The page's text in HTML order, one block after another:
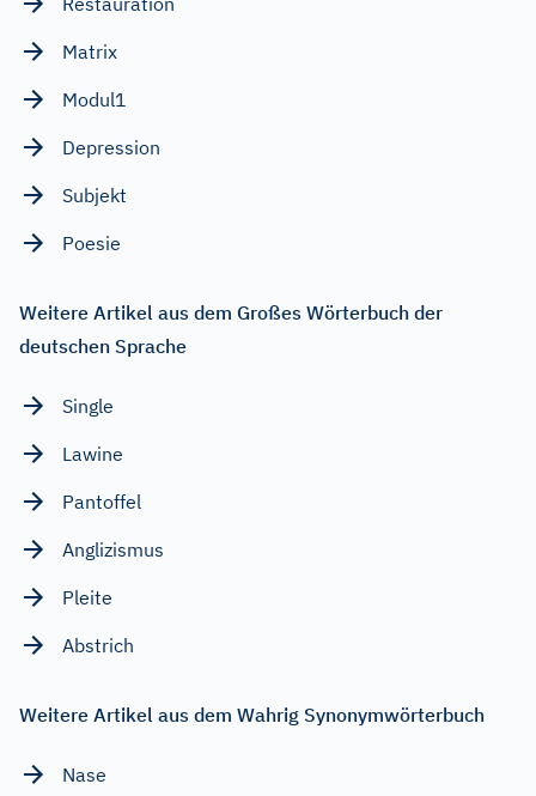
Matrix
Modul1
Depression
Subjekt
Poesie
Weitere Artikel aus dem Großes Wörterbuch der
deutschen Sprache
Single
Lawine
Pantoffel
Anglizismus
Pleite
Abstrich
Weitere Artikel aus dem Wahrig Synonymwörterbuch
Nase